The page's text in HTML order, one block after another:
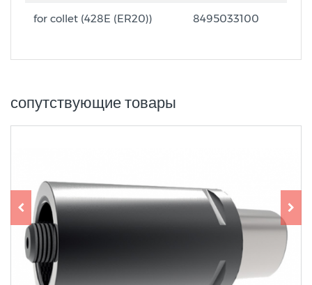
for collet (428E (ER20)) 8495033100
сопутствующие товары